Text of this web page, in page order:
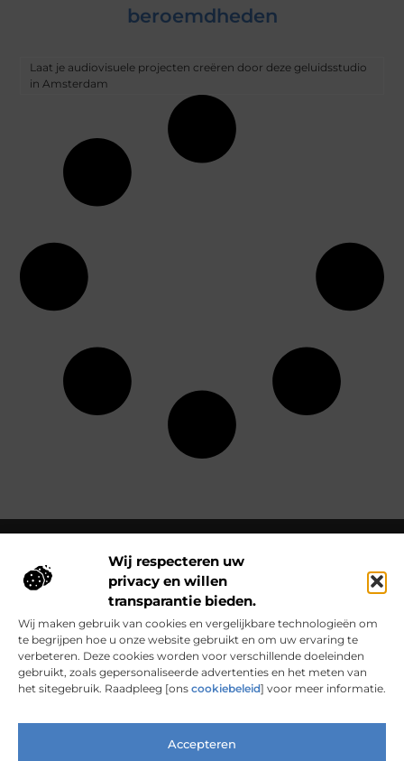
Wij respecteren uw
privacy en willen
transparantie bieden.
Wij maken gebruik van cookies en vergelijkbare technologieën om
te begrijpen hoe u onze website gebruikt en om uw ervaring te
verbeteren. Deze cookies worden voor verschillende doeleinden
gebruikt, zoals gepersonaliseerde advertenties en het meten van
het sitegebruik. Raadpleeg [ons cookiebeleid] voor meer informatie.
Accepteren
beroemdheden
Laat je audiovisuele projecten creëren door deze geluidsstudio
in Amsterdam
Over Clarapelsadvies
Clarapelsadvies.nl – Een wereld vol verhalen en inzichten.
Ontdek inspirerende blogs en artikelen over alles wat het
dagelijks leven boeiend maakt.
Bericht categorie